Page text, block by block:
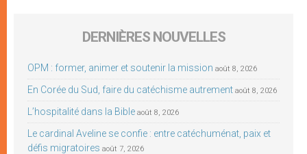
DERNIÈRES NOUVELLES
OPM : former, animer et soutenir la mission août 8, 2026
En Corée du Sud, faire du catéchisme autrement août 8, 2026
L’hospitalité dans la Bible août 8, 2026
Le cardinal Aveline se confie : entre catéchuménat, paix et
défis migratoires août 7, 2026